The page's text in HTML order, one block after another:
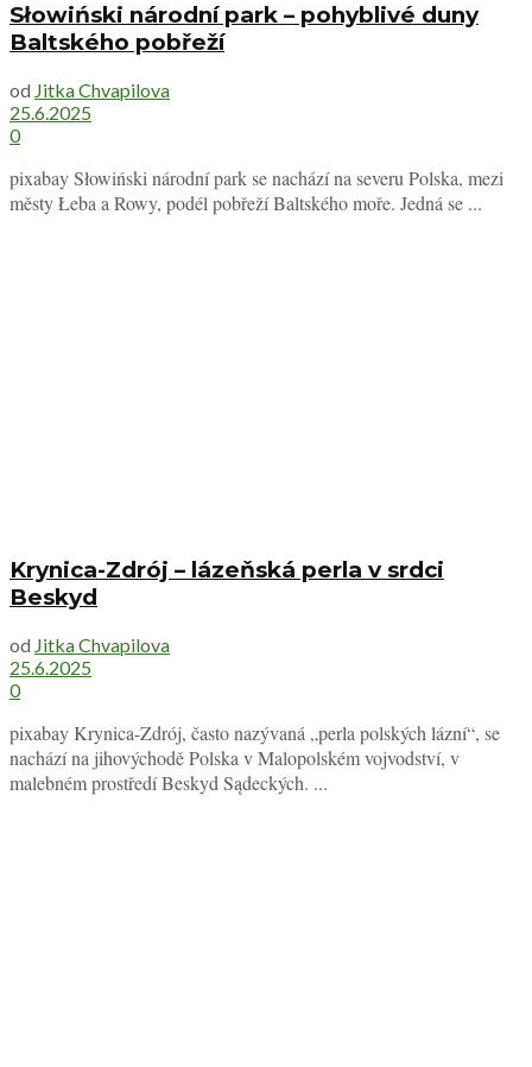
Słowiński národní park – pohyblivé duny
Baltského pobřeží
od Jitka Chvapilova
25.6.2025
0
pixabay Słowiński národní park se nachází na severu Polska, mezi
městy Łeba a Rowy, podél pobřeží Baltského moře. Jedná se ...
Krynica-Zdrój – lázeňská perla v srdci
Beskyd
od Jitka Chvapilova
25.6.2025
0
pixabay Krynica-Zdrój, často nazývaná „perla polských lázní“, se
nachází na jihovýchodě Polska v Malopolském vojvodství, v
malebném prostředí Beskyd Sądeckých. ...